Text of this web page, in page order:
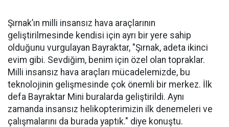
Şırnak’ın milli insansız hava araçlarının
geliştirilmesinde kendisi için ayrı bir yere sahip
olduğunu vurgulayan Bayraktar, "Şırnak, adeta ikinci
evim gibi. Sevdiğim, benim için özel olan topraklar.
Milli insansız hava araçları mücadelemizde, bu
teknolojinin gelişmesinde çok önemli bir merkez. İlk
defa Bayraktar Mini buralarda geliştirildi. Aynı
zamanda insansız helikopterimizin ilk denemeleri ve
çalışmalarını da burada yaptık." diye konuştu.